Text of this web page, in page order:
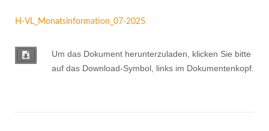
H-VL_Monatsinformation_07-2025
Um das Dokument herunterzuladen, klicken Sie bitte
auf das Download-Symbol, links im Dokumentenkopf.